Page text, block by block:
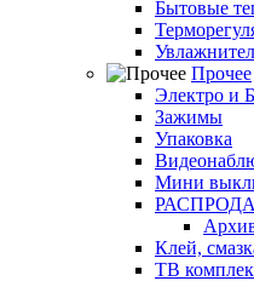
Бытовые
Прочее
Электро и
Зажимы
Упаковка
Мини
Клей,
ТВ